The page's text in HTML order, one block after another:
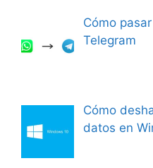
Cómo
Telegram
Cómo
datos en